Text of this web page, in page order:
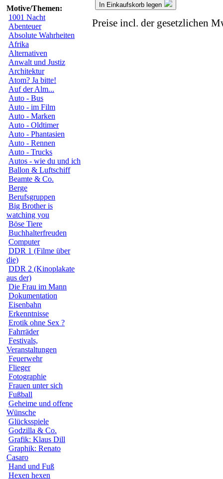
Motive/Themen:
1001 Nacht
Abenteuer
Absolute Wahrheiten
Afrika
Alternativen
Anwalt und Justiz
Architektur
Atom? Ja bitte!
Auf der Alm...
Auto - Bus
Auto - im Film
Auto - Marken
Auto - Oldtimer
Auto - Phantasien
Auto - Rennen
Auto - Trucks
Autos - wie du und ich
Ballon & Luftschiff
Beamte & Co.
Berge
Berufsgruppen
Big Brother is
watching you
Böse Tiere
Buchhalterfreuden
Computer
DDR 1 (Filme über
die)
DDR 2 (Kinoplakate
aus der)
Die Frau im Mann
Dokumentation
Eisenbahn
Erkenntnisse
Erotik ohne Sex ?
Fahrräder
Festivals,
Veranstaltungen
Feuerwehr
Flieger
Fotographie
Frauen unter sich
Fußball
Geheime und offene
Wünsche
Glücksspiele
Godzilla & Co.
Grafik: Klaus Dill
Graphik: Renato
Casaro
Hand und Fuß
Hexen hexen
In Einkaufskorb legen
Preise incl. der gesetzlichen